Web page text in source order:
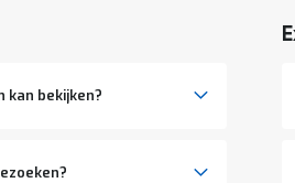
kan bekijken?